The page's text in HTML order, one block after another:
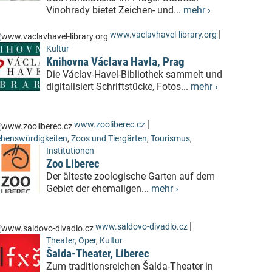
Vinohrady bietet Zeichen- und... mehr ›
www.vaclavhavel-library.org |
Kultur
Knihovna Václava Havla, Prag
Die Václav-Havel-Bibliothek sammelt und
digitalisiert Schriftstücke, Fotos... mehr ›
www.zooliberec.cz |
, Zoos und Tiergärten, Tourismus,
Institutionen
Zoo Liberec
Der älteste zoologische Garten auf dem
Gebiet der ehemaligen... mehr ›
www.saldovo-divadlo.cz |
Theater, Oper, Kultur
Šalda-Theater, Liberec
Zum traditionsreichen Šalda-Theater in